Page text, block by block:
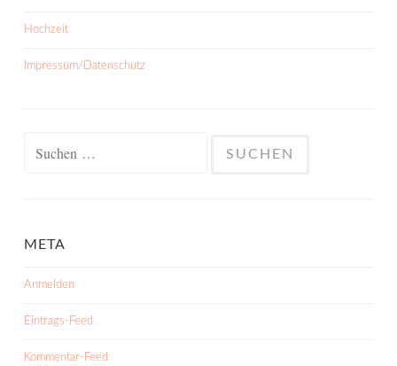
Hochzeit
Impressum/Datenschutz
META
Anmelden
Eintrags-Feed
Kommentar-Feed